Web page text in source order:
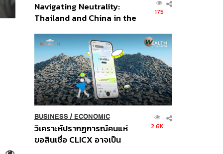
Navigating Neutrality:
Thailand and China in the
Order
175
BUSINESS/ ECONOMIC
วิเคราะห์ปรากฏการณ์คนแห่
ขอสินเชื่อ CLICX อาจเป็น
2.6K